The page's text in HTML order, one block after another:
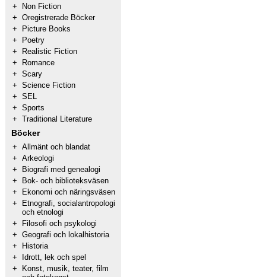
+
Non Fiction
+ Oregistrerade Böcker
+
Picture Books
+
Poetry
+
Realistic Fiction
+
Romance
+ Scary
+ Science Fiction
+ SEL
+ Sports
+ Traditional Literature
Böcker
+ Allmänt och blandat
+ Arkeologi
+
Biografi med genealogi
+
Bok- och biblioteksväsen
+
Ekonomi och näringsväsen
+
Etnografi, socialantropologi
och etnologi
+
Filosofi och psykologi
+ Geografi och lokalhistoria
+
Historia
+
Idrott, lek och spel
+
Konst, musik, teater, film